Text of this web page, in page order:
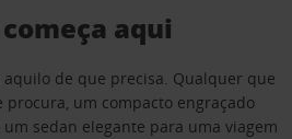
aqui
de que precisa. Qualquer que
procura, um compacto engraçado
sedan elegante para uma viagem